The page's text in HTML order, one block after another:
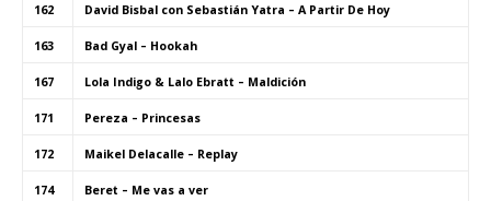
162 David Bisbal con Sebastián Yatra – A Partir De Hoy
163 Bad Gyal – Hookah
167 Lola Indigo & Lalo Ebratt – Maldición
171 Pereza – Princesas
172 Maikel Delacalle – Replay
174 Beret – Me vas a ver